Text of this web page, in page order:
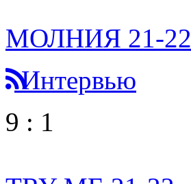
МОЛНИЯ 21-22
Интервью
9 : 1